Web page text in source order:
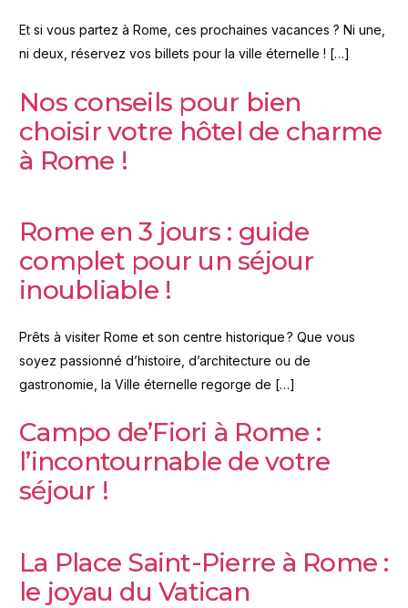
Et si vous partez à Rome, ces prochaines vacances ? Ni une,
ni deux, réservez vos billets pour la ville éternelle ! […]
Nos conseils pour bien
choisir votre hôtel de charme
à Rome !
Rome en 3 jours : guide
complet pour un séjour
inoubliable !
Prêts à visiter Rome et son centre historique ? Que vous
soyez passionné d’histoire, d’architecture ou de
gastronomie, la Ville éternelle regorge de […]
Campo de’Fiori à Rome :
l’incontournable de votre
séjour !
La Place Saint-Pierre à Rome :
le joyau du Vatican